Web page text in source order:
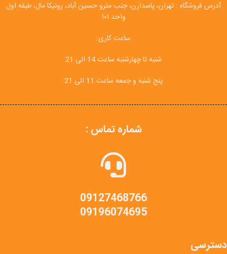
آدرس فروشگاه : تهران، پاسدارن، جنب مترو حسین آباد، رونیکا مال، طبقه اول
واحد ۱۰۱
ساعت کاری:
شنبه تا چهارشنبه ساعت 14 الی 21
پنج شنبه و جمعه ساعت 11 الی 21
شماره تماس :
09127468766
09196074695
دسترسی